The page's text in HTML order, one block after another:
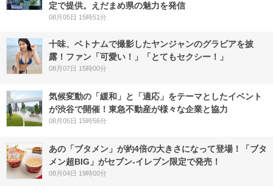
定で提供。えだまめ県の魅力を発信
08月05日 15時51分
十味、ベトナムで撮影したヤンジャンのグラビアを披
露！ファン「可愛い！」「とてもセクシー！」
08月07日 15時00分
気候変動の「緩和」と「適応」をテーマとしたイベント
が渋谷で開催！東急不動産が様々な企業と協力
08月05日 15時56分
あの「ブタメン」が約4倍の大きさになって登場！「ブタ
メン超BIG」がセブン‐イレブン限定で発売！
08月04日 19時00分